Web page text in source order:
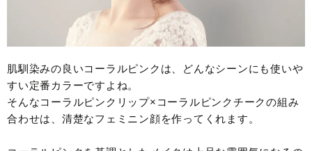
肌馴染みの良いコーラルピンクは、どんなシーンにも使いや
すい定番カラーですよね。
そんなコーラルピンクリップ×コーラルピンクチークの組み
合わせは、清楚なフェミニン顔を作ってくれます。